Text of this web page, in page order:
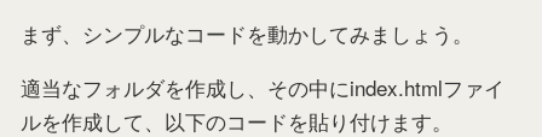
まず、シンプルなコードを動かしてみましょう。
適当なフォルダを作成し、その中にindex.htmlファイ
ルを作成して、以下のコードを貼り付けます。